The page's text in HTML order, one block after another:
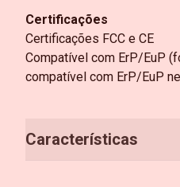
Certificações
Certificações FCC e CE
Compatível com ErP/EuP
compatível com ErP/EuP
Características